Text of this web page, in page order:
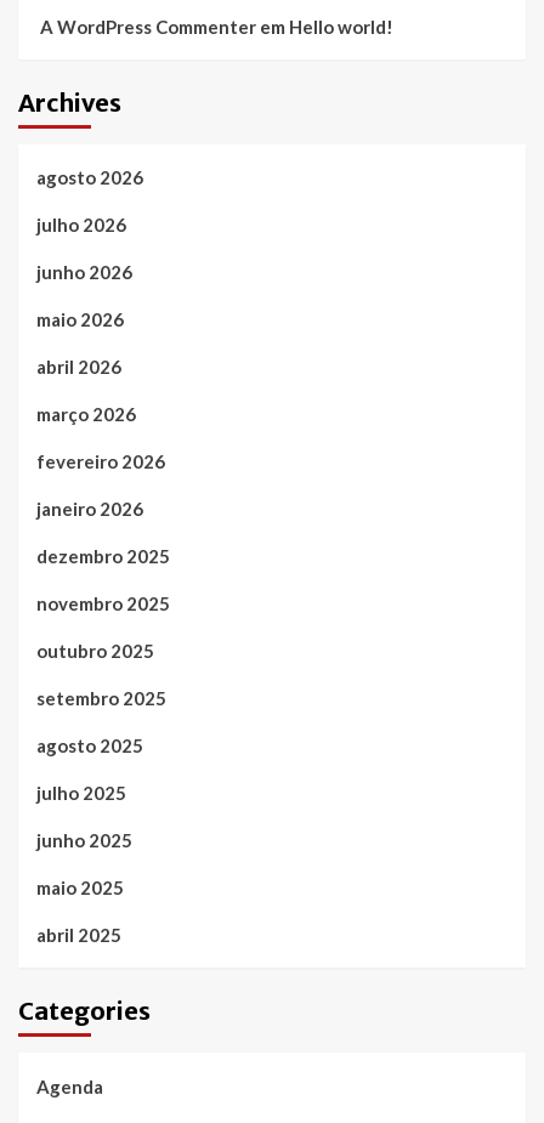
A WordPress Commenter em Hello world!
Archives
agosto 2026
julho 2026
junho 2026
maio 2026
abril 2026
março 2026
fevereiro 2026
janeiro 2026
dezembro 2025
novembro 2025
outubro 2025
setembro 2025
agosto 2025
julho 2025
junho 2025
maio 2025
abril 2025
Categories
Agenda